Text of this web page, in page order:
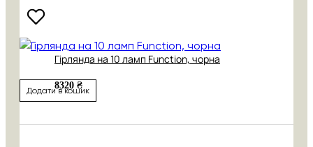
Гірлянда на 10 ламп Function, чорна
8320 ₴
Додати в кошик